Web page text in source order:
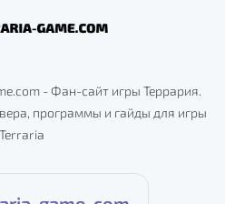
- Фан-сайт игры Террария.
программы и гайды для игры
Terraria